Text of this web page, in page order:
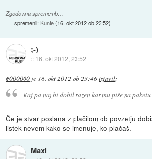
Zgodovina sprememb…
spremenil: Kunte(16. okt 2012 ob 23:52)
;-)
:: 16. okt 2012, 23:52
#000000 je 16. okt 2012 ob 23:46izjavil:
Kaj pa naj bi dobil razen kar mu piše na paketu
Če je stvar poslana z plačilom ob povzetju
listek-nevem kako se imenuje, ko plačaš.
Maxl